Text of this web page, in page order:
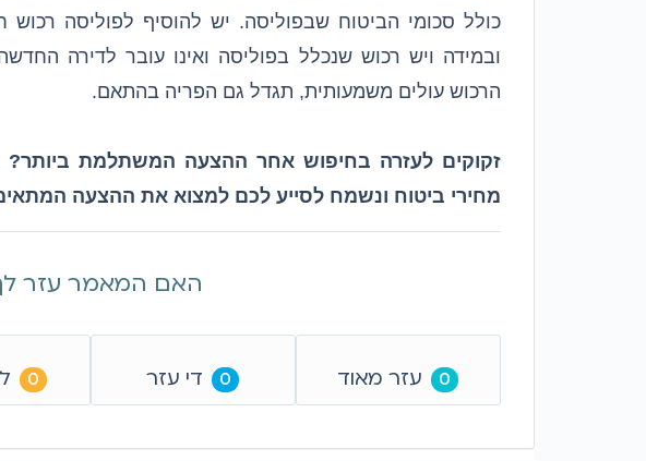
כולל סכומי הביטוח שבפוליסה. יש להוסיף לפוליסה
ובמידה ויש רכוש שנכלל בפוליסה ואינו עובר לדירה
הרכוש עולים משמעותית, תגדל גם הפריה בהתאם.
מחירי ביטוח ונשמח לסייע לכם למצוא את ההצעה
האם המאמר עזר
0 עזר מאוד 0 די עזר 0